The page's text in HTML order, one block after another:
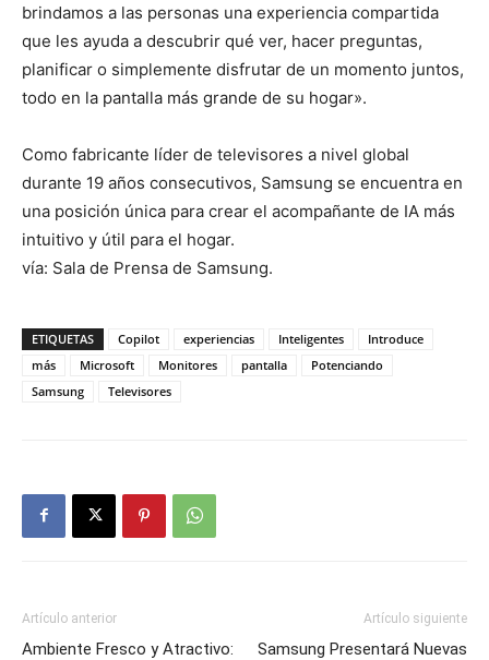
brindamos a las personas una experiencia compartida
que les ayuda a descubrir qué ver, hacer preguntas,
planificar o simplemente disfrutar de un momento juntos,
todo en la pantalla más grande de su hogar».
Como fabricante líder de televisores a nivel global
durante 19 años consecutivos, Samsung se encuentra en
una posición única para crear el acompañante de IA más
intuitivo y útil para el hogar.
vía: Sala de Prensa de Samsung.
ETIQUETAS Copilot experiencias Inteligentes
Introduce
más
Microsoft Monitores pantalla
Potenciando
Samsung
Televisores
Artículo anterior
Ambiente Fresco y Atractivo:
Artículo siguiente
Samsung Presentará Nuevas